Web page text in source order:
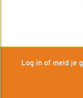
Log in of meld je